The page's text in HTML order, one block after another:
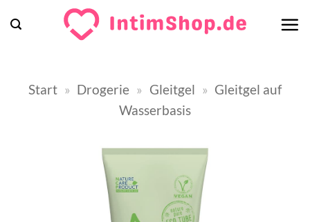
Inhalt
Start » Drogerie » Gleitgel » Gleitgel auf
Wasserbasis